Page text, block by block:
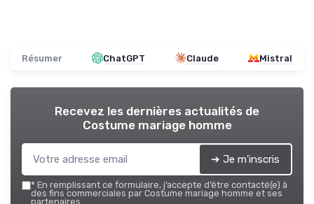
Résumer ChatGPT Claude Mistral
Recevez les dernières actualités de
Costume mariage homme
➔ Je m'inscris
* En remplissant ce formulaire, j’accepte d’être contacté(e) à
des fins commerciales par Costume mariage homme et ses
partenaires.